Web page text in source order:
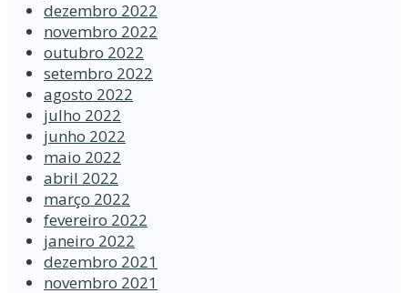
dezembro 2022
novembro 2022
outubro 2022
setembro 2022
agosto 2022
julho 2022
junho 2022
maio 2022
abril 2022
março 2022
fevereiro 2022
janeiro 2022
dezembro 2021
novembro 2021